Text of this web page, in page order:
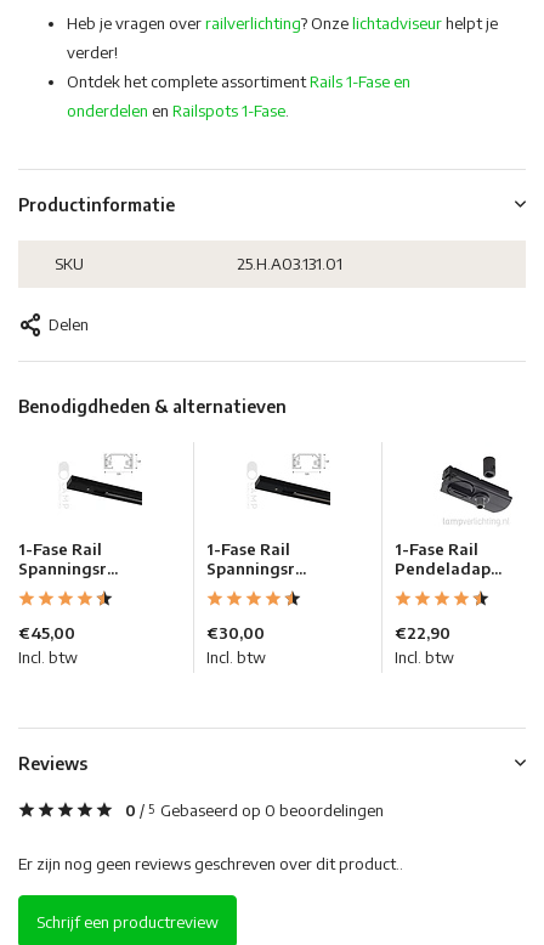
Heb je vragen overrailverlichting? Onzelichtadviseurhelpt je
verder!
Ontdek het complete assortimentRails 1-Fase en
onderdelen en Railspots 1-Fase.
Productinformatie
SKU 25.H.A03.131.01
Delen
Benodigdheden & alternatieven
1-Fase Rail
Spanningsr...
€45,00
Incl. btw
1-Fase Rail
Spanningsr...
€30,00
Incl. btw
1-Fase Rail
Pendeladap...
€22,90
Incl. btw
Reviews
0 / 5 Gebaseerd op 0 beoordelingen
Er zijn nog geen reviews geschreven over dit product..
Schrijf een productreview